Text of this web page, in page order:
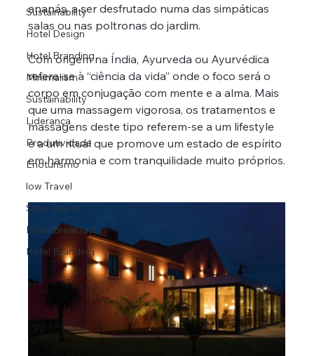
Sustainability
Hotel Design
Hotel Branding
Minimalism
Sustainability
Liderança
Produtividade
Enoturismo
low Travel
Slow Travel
Hotel Breakfast
Hotel Branding
ananás, a ser desfrutado numa das simpáticas
salas ou nas poltronas do jardim.
Com origem na Índia, Ayurveda ou Ayurvédica
refere-se à “ciência da vida” onde o foco será o
corpo em conjugação com mente e a alma. Mais
que uma massagem vigorosa, os tratamentos e
massagens deste tipo referem-se a um lifestyle
e a um ritual que promove um estado de espírito
em harmonia e com tranquilidade muito próprios.